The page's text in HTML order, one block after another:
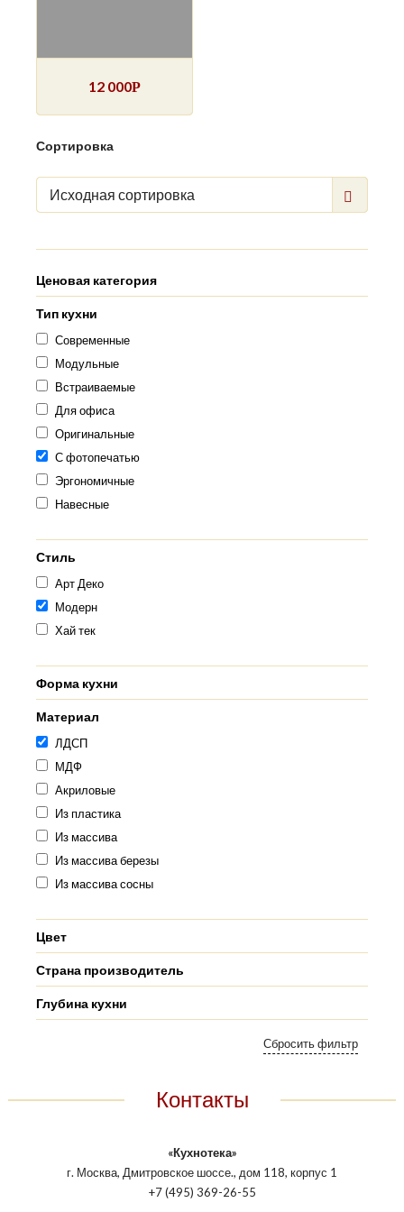
12 000Р
Сортировка
Исходная сортировка
Ценовая категория
Тип кухни
Современные
Модульные
Встраиваемые
Для офиса
Оригинальные
С фотопечатью
Эргономичные
Навесные
Стиль
Арт Деко
Модерн
Хай тек
Форма кухни
Материал
ЛДСП
МДФ
Акриловые
Из пластика
Из массива
Из массива березы
Из массива сосны
Цвет
Страна производитель
Глубина кухни
Контакты
«Кухнотека»
г. Москва, Дмитровское шоссе., дом 118, корпус 1
+7 (495) 369-26-55